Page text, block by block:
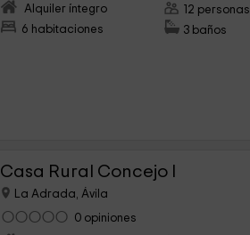
Alquiler íntegro
6 habitaciones
12 personas
3 baños
Casa Rural Concejo I
La Adrada, Ávila
0 opiniones